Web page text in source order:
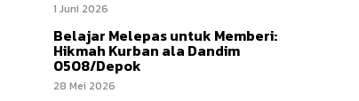
1 Juni 2026
Belajar Melepas untuk Memberi:
Hikmah Kurban ala Dandim
0508/Depok
28 Mei 2026